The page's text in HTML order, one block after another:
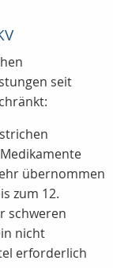
seit
übernommen
zum 12.
schweren
nicht
erforderlich